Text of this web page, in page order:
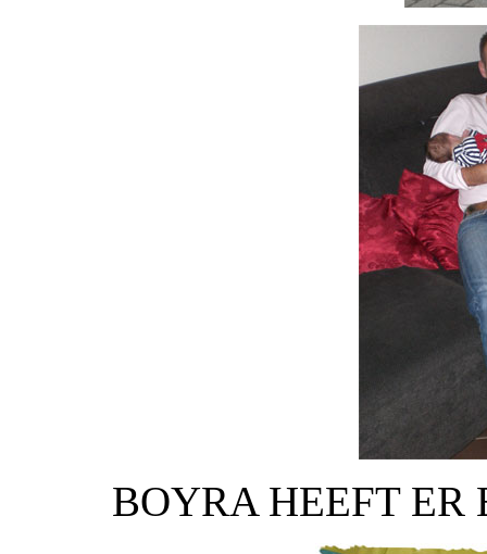
BOYRA HEEFT ER